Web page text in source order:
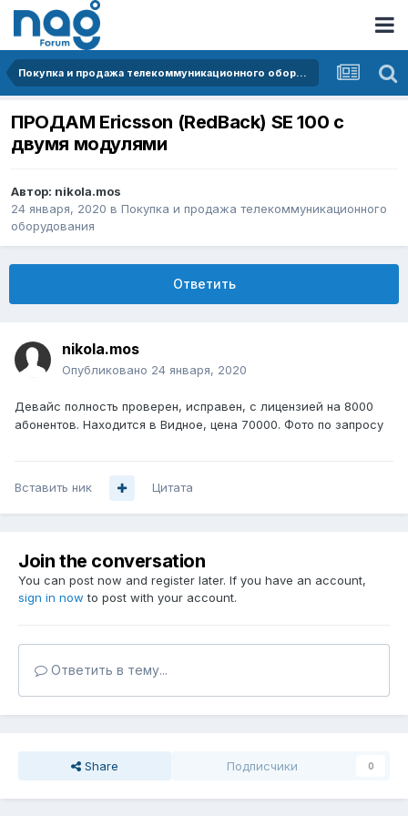
Покупка и продажа телекоммуникационного оборудования
ПРОДАМ Ericsson (RedBack) SE 100 с
двумя модулями
Автор: nikola.mos
24 января, 2020 в Покупка и продажа телекоммуникационного
оборудования
Ответить
nikola.mos
Опубликовано 24 января, 2020
Девайс полность проверен, исправен, с лицензией на 8000
абонентов. Находится в Видное, цена 70000. Фото по запросу
Вставить ник Цитата
Join the conversation
You can post now and register later. If you have an account,
sign in now to post with your account.
Ответить в тему...
Share Подписчики 0